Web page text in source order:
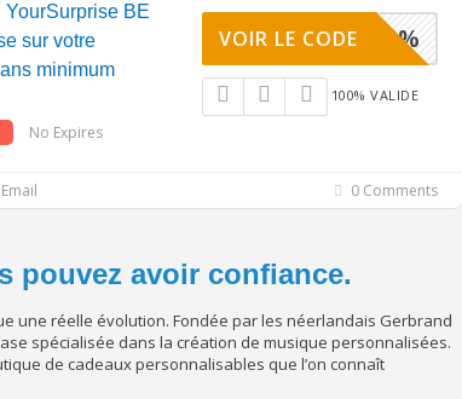
BE
sur votre
minimum
No Expires
TRADE5%
VOIR LE CODE
100% VALIDE
Email 0 Comments
pouvez avoir confiance.
une réelle évolution. Fondée par les néerlandais Gerbrand
spécialisée dans la création de musique personnalisées.
de cadeaux personnalisables que l’on connaît